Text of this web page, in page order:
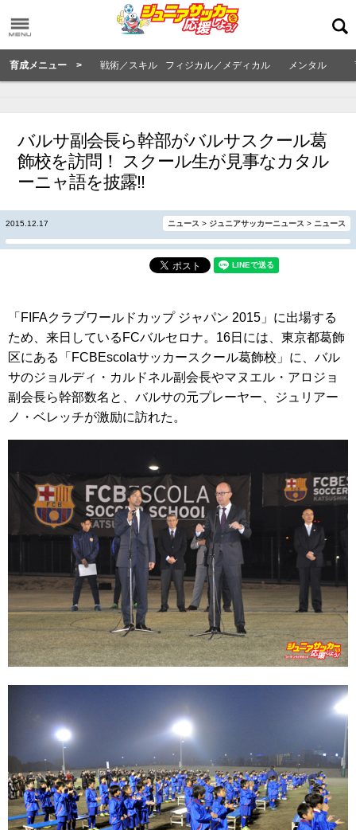
育成メニュー > 戦術／スキル フィジカル／メディカル メンタル
バルサ副会長ら幹部がバルサスクール葛
飾校を訪問！ スクール生が見事なカタル
ーニャ語を披露!!
2015.12.17 ニュース > ジュニアサッカーニュース > ニュース
「FIFAクラブワールドカップ ジャパン 2015」に出場する
ため、来日しているFCバルセロナ。16日には、東京都葛飾
区にある「FCBEscolaサッカースクール葛飾校」に、バル
サのジョルディ・カルドネル副会長やマヌエル・アロジョ
副会長ら幹部数名と、バルサの元プレーヤー、ジュリアー
ノ・ベレッチが激励に訪れた。